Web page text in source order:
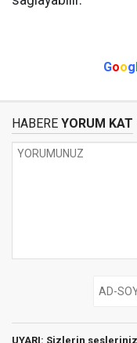
Goog
HABERE YORUM KAT
UYARI: Sizlerin